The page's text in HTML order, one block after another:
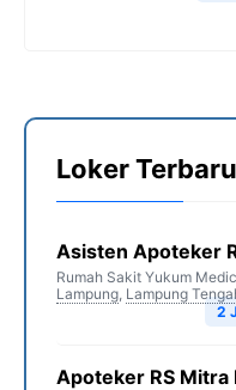
Loker Terbaru
Asisten Apoteker
Rumah Sakit Yukum
Lampung, Lampung
2
Apoteker RS Mitra